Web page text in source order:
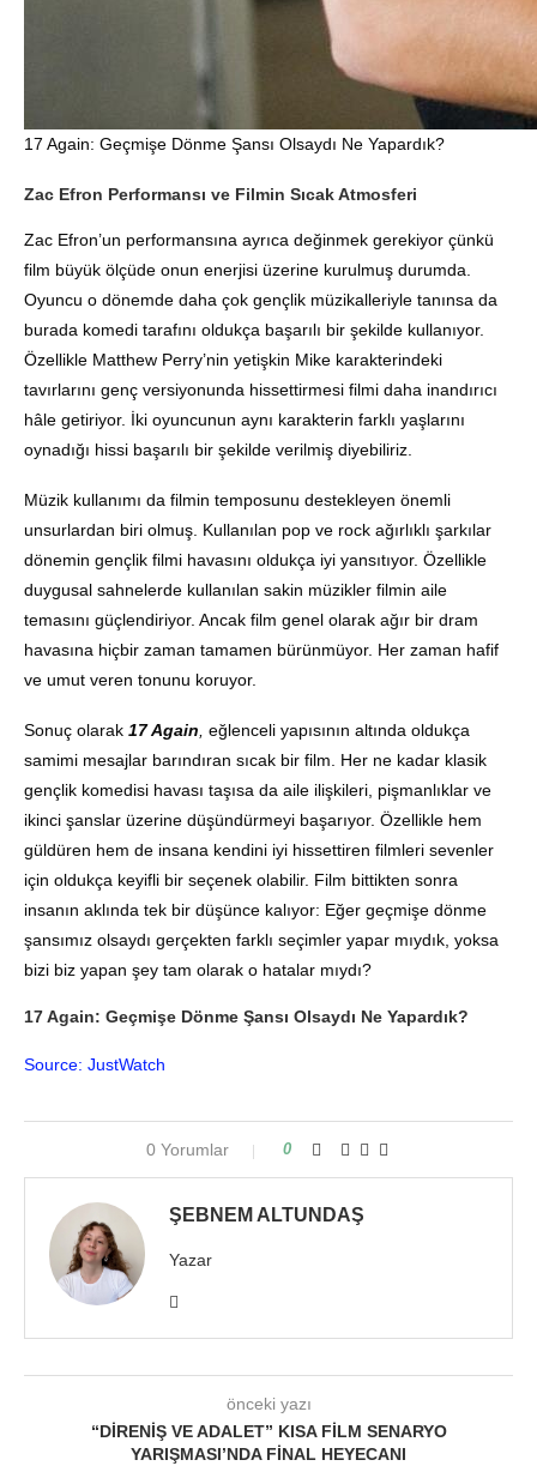
17 Again: Geçmişe Dönme Şansı Olsaydı Ne Yapardık?
Zac Efron Performansı ve Filmin Sıcak Atmosferi
Zac Efron’un performansına ayrıca değinmek gerekiyor çünkü
film büyük ölçüde onun enerjisi üzerine kurulmuş durumda.
Oyuncu o dönemde daha çok gençlik müzikalleriyle tanınsa da
burada komedi tarafını oldukça başarılı bir şekilde kullanıyor.
Özellikle Matthew Perry’nin yetişkin Mike karakterindeki
tavırlarını genç versiyonunda hissettirmesi filmi daha inandırıcı
hâle getiriyor. İki oyuncunun aynı karakterin farklı yaşlarını
oynadığı hissi başarılı bir şekilde verilmiş diyebiliriz.
Müzik kullanımı da filmin temposunu destekleyen önemli
unsurlardan biri olmuş. Kullanılan pop ve rock ağırlıklı şarkılar
dönemin gençlik filmi havasını oldukça iyi yansıtıyor. Özellikle
duygusal sahnelerde kullanılan sakin müzikler filmin aile
temasını güçlendiriyor. Ancak film genel olarak ağır bir dram
havasına hiçbir zaman tamamen bürünmüyor. Her zaman hafif
ve umut veren tonunu koruyor.
Sonuç olarak 17 Again eğlenceli yapısının altında oldukça
samimi mesajlar barındıran sıcak bir film. Her ne kadar klasik
gençlik komedisi havası taşısa da aile ilişkileri, pişmanlıklar ve
ikinci şanslar üzerine düşündürmeyi başarıyor. Özellikle hem
güldüren hem de insana kendini iyi hissettiren filmleri sevenler
için oldukça keyifli bir seçenek olabilir. Film bittikten sonra
insanın aklında tek bir düşünce kalıyor: Eğer geçmişe dönme
şansımız olsaydı gerçekten farklı seçimler yapar mıydık, yoksa
bizi biz yapan şey tam olarak o hatalar mıydı?
17 Again: Geçmişe Dönme Şansı Olsaydı Ne Yapardık?
Source: JustWatch
0 Yorumlar 0
ŞEBNEM ALTUNDAŞ
Yazar
önceki yazı
“DIRENIŞ VE ADALET” KISA FILM SENARYO
YARIŞMASI’NDA FINAL HEYECANI